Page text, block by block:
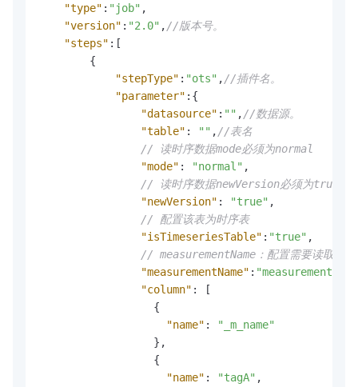
"type" : "job" ,
"version" : "2.0" , //版本号。
"steps" : [
{
"stepType" : "ots" , //插件名。
"parameter" : {
"datasource" : "" , //数据源。
"table" : "" , //表名
// 读时序数据mode必须为normal
"mode" : "normal" ,
// 读时序数据newVersion必须为true
"newVersion" : "true" ,
// 配置该表为时序表
"isTimeseriesTable" : "true" ,
// measurementName：配置需要读取时
"measurementName" : "measurement_1"
"column" :
[
{
"name" :
"_m_name"
} ,
{
"name" : "tagA" ,